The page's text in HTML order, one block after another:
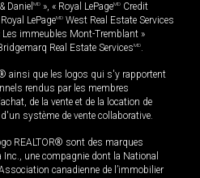
Daniel MD », « Royal LePageMD Credit
LePageMD West Real Estate Services
Les immeubles Mont-Tremblant »
Real Estate ServicesMD.
ainsi que les logos qui s'y rapportent
rendus par les membres
de la vente et de la location de
système de vente collaborative.
REALTOR® sont des marques
Inc., une compagnie dont la National
canadienne de l’immobilier